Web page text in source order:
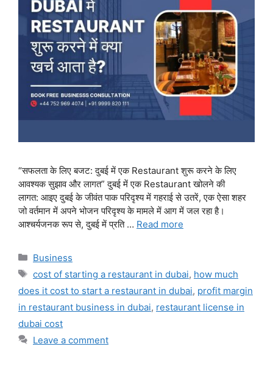
“सफलता के लिए बजट: दुबई में एक Restaurant शुरू करने के लिए
आवश्यक सुझाव और लागत” दुबई में एक Restaurant खोलने की
लागत: आइए दुबई के जीवंत पाक परिदृश्य में गहराई से उतरें, एक ऐसा शहर
जो वर्तमान में अपने भोजन परिदृश्य के मामले में आग में जल रहा है।
आश्चर्यजनक रूप से, दुबई में प्रति … Read more
Categories
Business
Tags
cost of starting a restaurant in dubai, how much
does it cost to start a restaurant in dubai, profit margin
in restaurant business in dubai, restaurant license in
dubai cost
Leave a comment